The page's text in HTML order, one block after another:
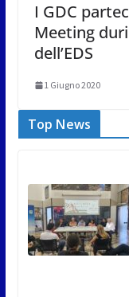
I GDC
Meeting
dell’EDS
1 Giugno 2020
Top News